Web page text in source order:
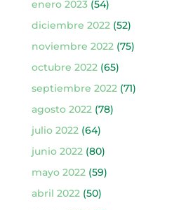
enero 2023(54)
diciembre 2022 (52)
noviembre 2022 (75)
octubre 2022 (65)
septiembre 2022 (71)
agosto 2022 (78)
julio 2022 (64)
junio 2022 (80)
mayo 2022 (59)
abril 2022 (50)